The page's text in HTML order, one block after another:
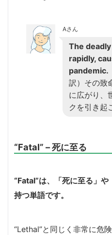
Aさん
The
rapidly,
pandemic.
訳）その致
に広がり、
クを引き起
“Fatal” – 死に至る
“Fatal”は、「死に至る」
持つ単語です。
“Lethal”と同じく非常に危